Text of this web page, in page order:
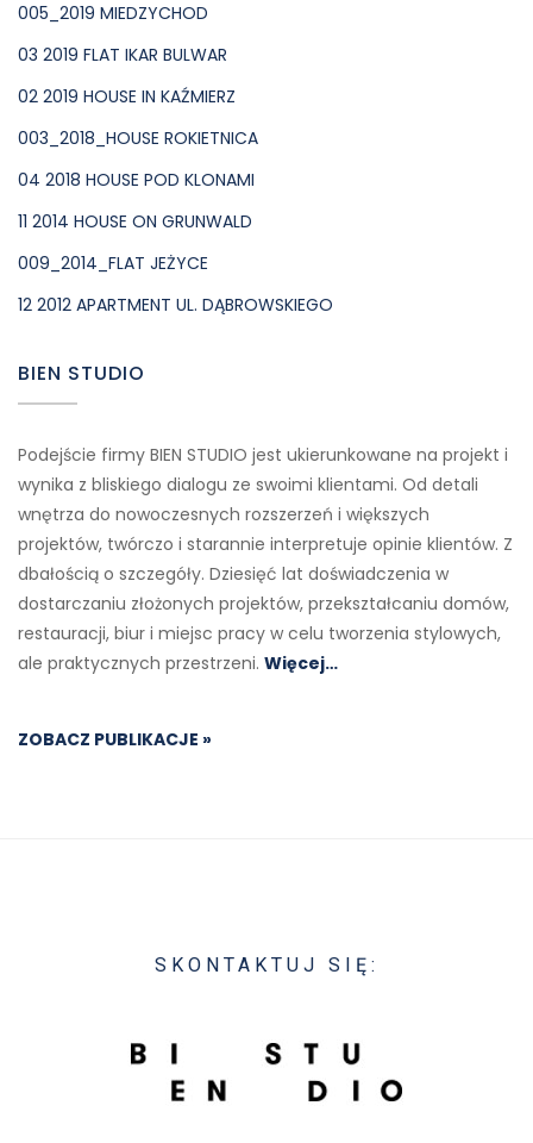
005_2019 MIEDZYCHOD
03 2019 FLAT IKAR BULWAR
02 2019 HOUSE IN KAŹMIERZ
003_2018_HOUSE ROKIETNICA
04 2018 HOUSE POD KLONAMI
11 2014 HOUSE ON GRUNWALD
009_2014_FLAT JEŻYCE
12 2012 APARTMENT UL. DĄBROWSKIEGO
BIEN STUDIO
Podejście firmy BIEN STUDIO jest ukierunkowane na projekt i
wynika z bliskiego dialogu ze swoimi klientami. Od detali
wnętrza do nowoczesnych rozszerzeń i większych
projektów, twórczo i starannie interpretuje opinie klientów. Z
dbałością o szczegóły. Dziesięć lat doświadczenia w
dostarczaniu złożonych projektów, przekształcaniu domów,
restauracji, biur i miejsc pracy w celu tworzenia stylowych,
ale praktycznych przestrzeni. Więcej…
ZOBACZ PUBLIKACJE »
SKONTAKTUJ SIĘ: